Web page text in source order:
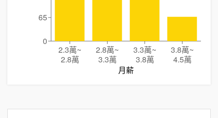
2.3萬~
2.8萬
2.8萬~
3.3萬
3.3萬~
3.8萬
3.8萬~
4.5萬
月薪
0
65